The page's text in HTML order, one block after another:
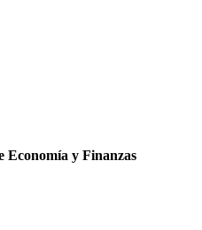
Economía y Finanzas